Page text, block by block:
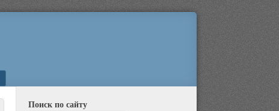
Поиск по сайту